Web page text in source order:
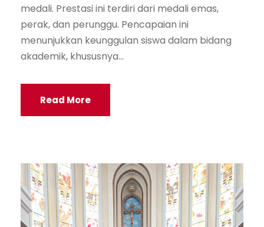
medali. Prestasi ini terdiri dari medali emas,
perak, dan perunggu. Pencapaian ini
menunjukkan keunggulan siswa dalam bidang
akademik, khususnya...
Read More